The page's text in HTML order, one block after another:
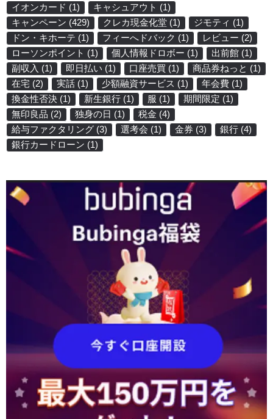
イオンカード (1) キャシュアウト (1)
キャンペーン (429) クレカ現金化堂 (1) ジモティ (1)
ドン・キホーテ (1) フィーへドバック (1) レビュー (2)
ローソンポイント (1) 個人情報ドロボー (1) 出前館 (1)
副収入 (1) 即日払い (1) 口座売買 (1) 商品券ねっと (1)
在宅 (2) 実話 (1) 少額融資サービス (1) 年会費 (1)
換金性否決 (1) 新生銀行 (1) 服 (1) 期間限定 (1)
無印良品 (2) 独身の日 (1) 税金 (4)
給与ファクタリング (3) 選考会 (1) 金券 (3) 銀行 (4)
銀行カードローン (1)